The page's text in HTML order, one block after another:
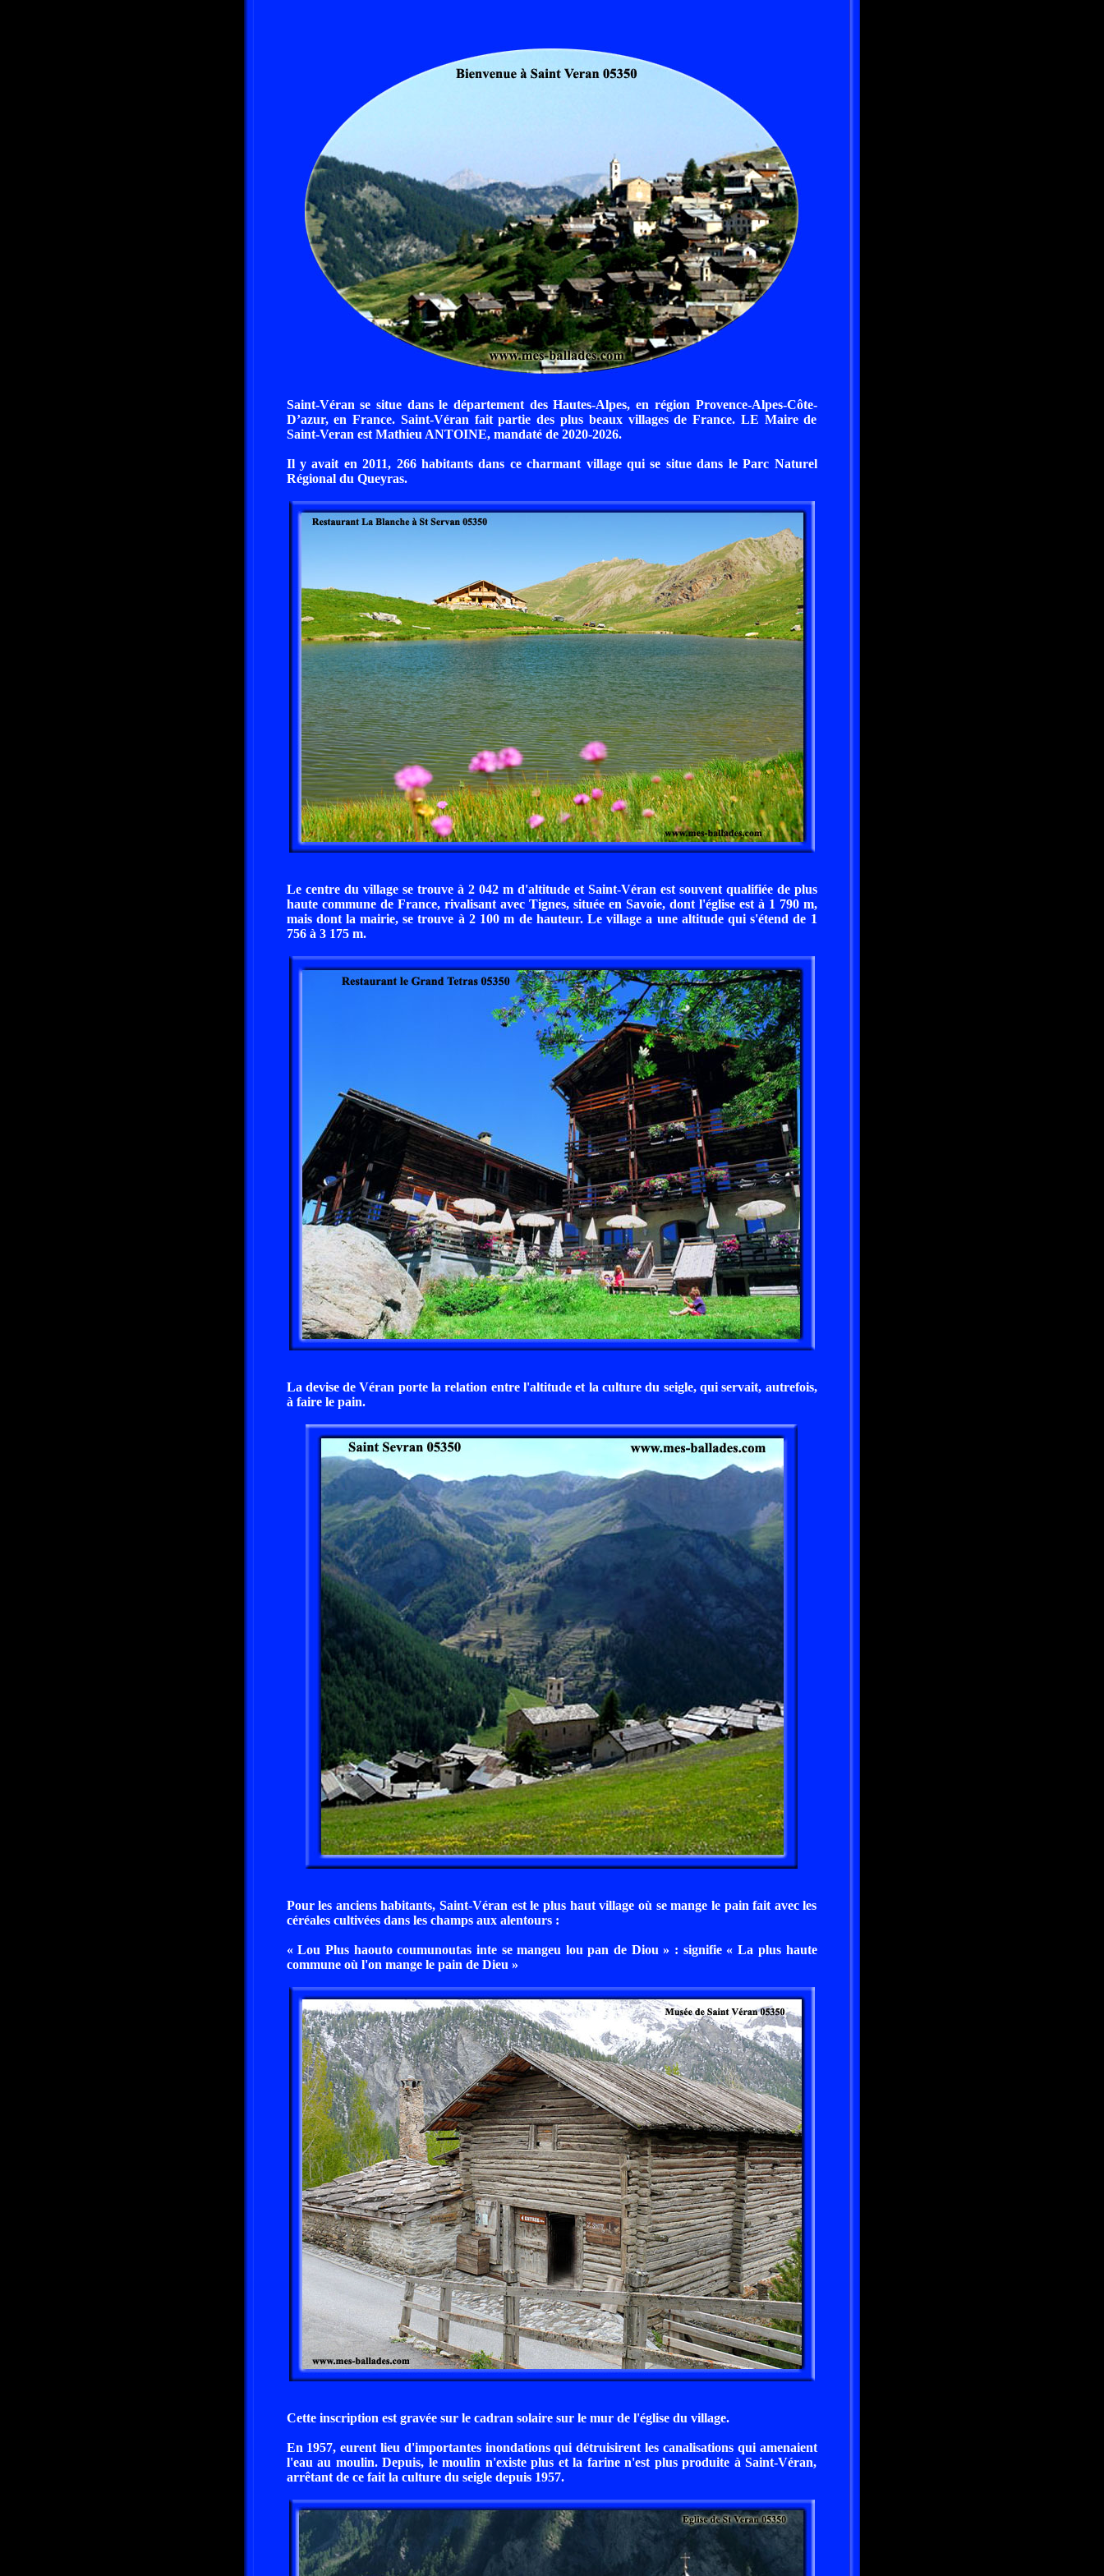
Saint-Véran se situe dans le département des Hautes-Alpes, en région Provence-Alpes-Côte-
D’azur, en France. Saint-Véran fait partie des plus beaux villages de France. LE Maire de
Saint-Veran est Mathieu ANTOINE, mandaté de 2020-2026.
Il y avait en 2011, 266 habitants dans ce charmant village qui se situe dans le Parc Naturel
Régional du Queyras.
Le centre du village se trouve à 2 042 m d'altitude et Saint-Véran est souvent qualifiée de plus
haute commune de France, rivalisant avec Tignes, située en Savoie, dont l'église est à 1 790 m,
mais dont la mairie, se trouve à 2 100 m de hauteur. Le village a une altitude qui s'étend de 1
756 à 3 175 m.
La devise de Véran porte la relation entre l'altitude et la culture du seigle, qui servait, autrefois,
à faire le pain.
Pour les anciens habitants, Saint-Véran est le plus haut village où se mange le pain fait avec les
céréales cultivées dans les champs aux alentours :
« Lou Plus haouto coumunoutas inte se mangeu lou pan de Diou » : signifie « La plus haute
commune où l'on mange le pain de Dieu »
Cette inscription est gravée sur le cadran solaire sur le mur de l'église du village.
En 1957, eurent lieu d'importantes inondations qui détruisirent les canalisations qui amenaient
l'eau au moulin. Depuis, le moulin n'existe plus et la farine n'est plus produite à Saint-Véran,
arrêtant de ce fait la culture du seigle depuis 1957.